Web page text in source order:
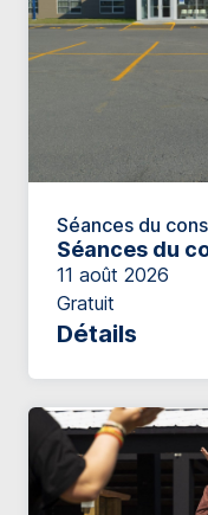
Séances du
Séances du
11 août 2026
Gratuit
Détails